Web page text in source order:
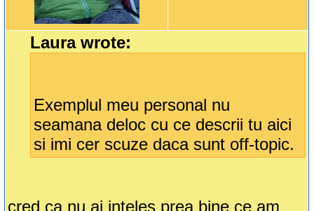
Laura wrote:
Exemplul meu personal nu
seamana deloc cu ce descrii tu aici
si imi cer scuze daca sunt off-topic.
cred ca nu ai inteles prea bine ce am